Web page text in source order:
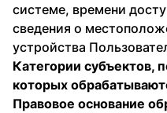
системе, времени
сведения о
устройства
Категории субъектов,
которых
Правовое основание